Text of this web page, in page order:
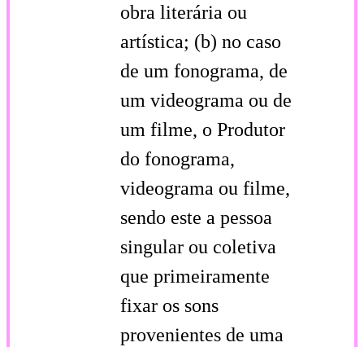
obra literária ou
artística; (b) no caso
de um fonograma, de
um videograma ou de
um filme, o Produtor
do fonograma,
videograma ou filme,
sendo este a pessoa
singular ou coletiva
que primeiramente
fixar os sons
provenientes de uma